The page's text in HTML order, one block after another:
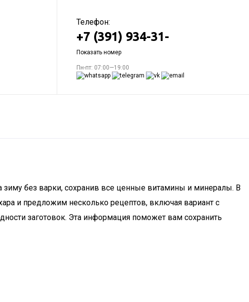
Телефон:
+7 (391) 934-31-
Показать номер
Пн-пт: 07:00—19:00
зиму без варки, сохранив все ценные витамины и минералы. В
и предложим несколько рецептов, включая вариант с
заготовок. Эта информация поможет вам сохранить